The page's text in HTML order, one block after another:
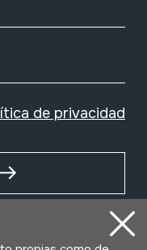
de privacidad